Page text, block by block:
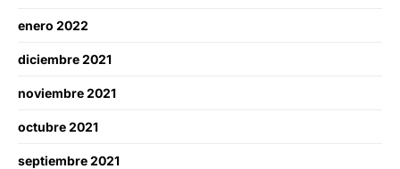
enero 2022
diciembre 2021
noviembre 2021
octubre 2021
septiembre 2021